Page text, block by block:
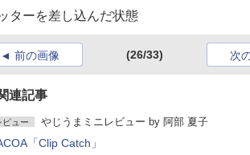
ターを差し込んだ状態
前の画像 (26/33) 次
連記事
ビュー やじうまミニレビュー by 阿部 夏子
「Clip Catch」